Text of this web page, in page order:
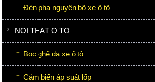
Đèn pha nguyên bộ xe ô tô
NỘI THẤT Ô TÔ
Bọc ghế da xe ô tô
Cảm biến áp suất lốp